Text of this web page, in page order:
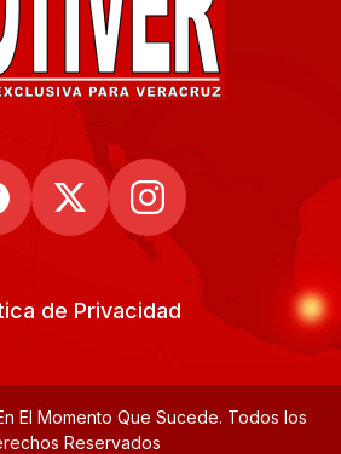
de Privacidad
El Momento Que Sucede. Todos los
Reservados